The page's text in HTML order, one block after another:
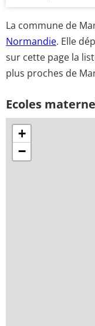
La commune de
Normandie. Elle
sur cette page la
plus proches de
Ecoles
+
−